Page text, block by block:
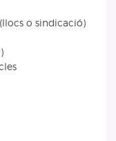
o sindicació)